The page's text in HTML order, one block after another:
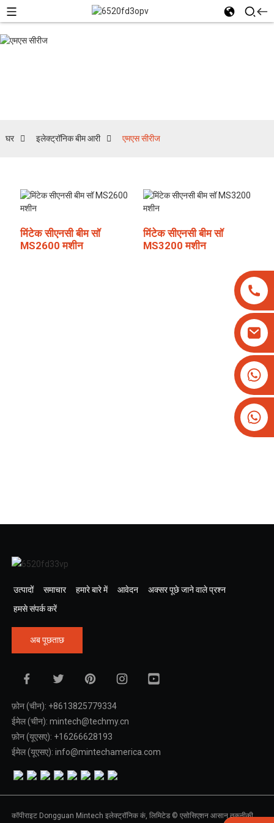
घर इलेक्ट्रॉनिक बीम आरी एमएस सीरीज
मिंटेक सीएनसी बीम सॉ
MS2600 मशीन
मिंटेक सीएनसी बीम सॉ
MS3200 मशीन
उत्पादों समाचार हमारे बारे में आवेदन
अक्सर पूछे जाने वाले प्रश्न
हमसे संपर्क करें
अब पूछताछ
फ़ोन (चीन): +8613825779334
ईमेल (चीन): mintech@techmy.cn
फ़ोन (यूएसए): +16266628193
ईमेल (यूएसए): info@mintechamerica.com
कॉपीराइट Dongguan Mintech इलेक्ट्रॉनिक कं, लिमिटेड © एसोसिएशन आसान तकनीकी